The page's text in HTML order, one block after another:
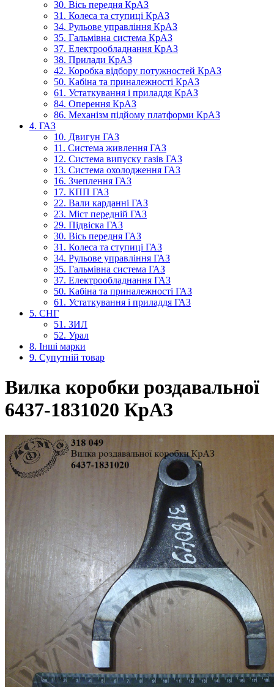
30. Вісь передня КрАЗ
31. Колеса та ступиці КрАЗ
34. Рульове управління КрАЗ
35. Гальмівна система КрАЗ
37. Електрообладнання КрАЗ
38. Прилади КрАЗ
42. Коробка відбору потужностей КрАЗ
50. Кабіна та приналежності КрАЗ
61. Устаткування і приладдя КрАЗ
84. Оперення КрАЗ
86. Механізм підйому платформи КрАЗ
4. ГАЗ
10. Двигун ГАЗ
11. Система живлення ГАЗ
12. Система випуску газів ГАЗ
13. Система охолодження ГАЗ
16. Зчеплення ГАЗ
17. КПП ГАЗ
22. Вали карданні ГАЗ
23. Міст передній ГАЗ
29. Підвіска ГАЗ
30. Вісь передня ГАЗ
31. Колеса та ступиці ГАЗ
34. Рульове управління ГАЗ
35. Гальмівна система ГАЗ
37. Електрообладнання ГАЗ
50. Кабіна та приналежності ГАЗ
61. Устаткування і приладдя ГАЗ
5. СНГ
51. ЗИЛ
52. Урал
8. Інші марки
9. Супутній товар
Вилка коробки роздавальної
6437-1831020 КрАЗ